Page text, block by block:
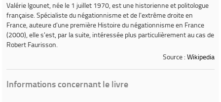
Valérie Igounet, née le 1 juillet 1970, est une historienne et politologue
française. Spécialiste du négationnisme et de l'extrême droite en
France, auteure d'une première Histoire du négationnisme en France
(2000), elle s'est, par la suite, intéressée plus particulièrement au cas de
Robert Faurisson.
Source : Wikipedia
Informations concernant le livre